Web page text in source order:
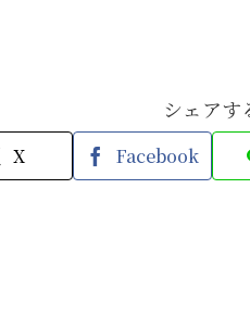
シェアす
X Facebook